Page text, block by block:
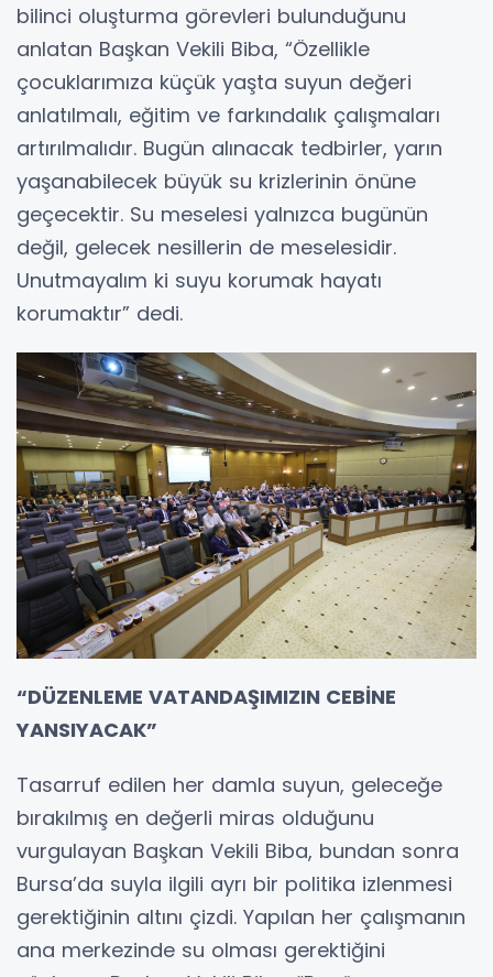
bilinci oluşturma görevleri bulunduğunu
anlatan Başkan Vekili Biba, “Özellikle
çocuklarımıza küçük yaşta suyun değeri
anlatılmalı, eğitim ve farkındalık çalışmaları
artırılmalıdır. Bugün alınacak tedbirler, yarın
yaşanabilecek büyük su krizlerinin önüne
geçecektir. Su meselesi yalnızca bugünün
değil, gelecek nesillerin de meselesidir.
Unutmayalım ki suyu korumak hayatı
korumaktır” dedi.
“DÜZENLEME VATANDAŞIMIZIN CEBİNE
YANSIYACAK”
Tasarruf edilen her damla suyun, geleceğe
bırakılmış en değerli miras olduğunu
vurgulayan Başkan Vekili Biba, bundan sonra
Bursa’da suyla ilgili ayrı bir politika izlenmesi
gerektiğinin altını çizdi. Yapılan her çalışmanın
ana merkezinde su olması gerektiğini